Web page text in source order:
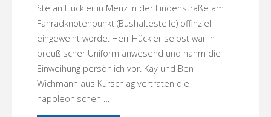
Stefan Hückler in Menz in der Lindenstraße am
Fahradknotenpunkt (Bushaltestelle) offinziell
eingeweiht worde. Herr Hückler selbst war in
preußischer Uniform anwesend und nahm die
Einweihung persönlich vor. Kay und Ben
Wichmann aus Kurschlag vertraten die
napoleonischen …